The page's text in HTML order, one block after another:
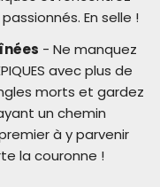
En selle !
- Ne manquez
avec plus de
morts et gardez
un chemin
à y parvenir
la couronne !